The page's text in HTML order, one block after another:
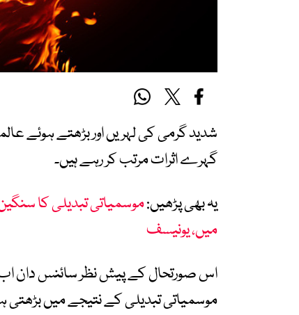
شدید گرمی کی لہریں اور بڑھتے ہوئے
گہرے اثرات مرتب کر رہے ہیں۔
یہ بھی پڑھیں:موسمیاتی تبدیلی کا
میں، یونیسف
اس صورتحال کے پیش نظر سائنس دان
موسمیاتی تبدیلی کے نتیجے میں بڑھتی